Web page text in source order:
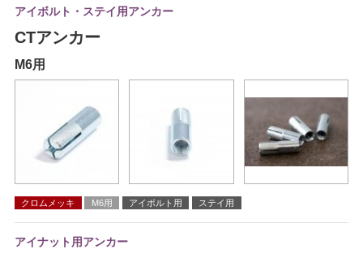
アイボルト・ステイ用アンカー
CTアンカー
M6用
クロムメッキ M6用 アイボルト用 ステイ用
アイナット用アンカー